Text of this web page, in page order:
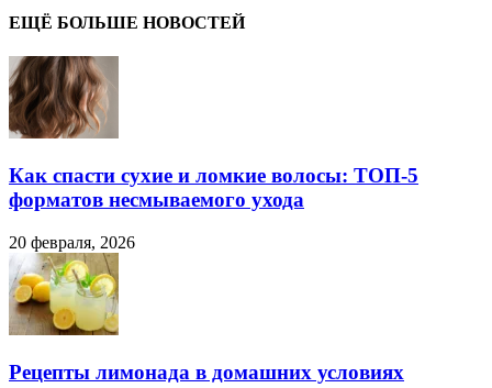
ЕЩЁ БОЛЬШЕ НОВОСТЕЙ
Как спасти сухие и ломкие волосы: ТОП-5
форматов несмываемого ухода
20 февраля, 2026
Рецепты лимонада в домашних условиях